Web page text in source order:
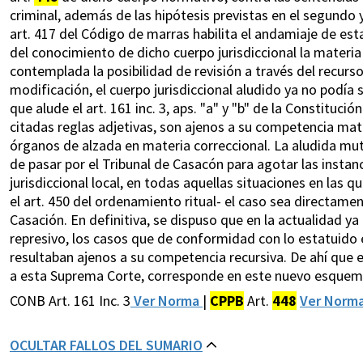
criminal, además de las hipótesis previstas en el
art. 417 del Código de marras habilita el andamiaje de
del conocimiento de dicho cuerpo jurisdiccional la
contemplada la posibilidad de revisión a través del
modificación, el cuerpo jurisdiccional aludido ya no
que alude el art. 161 inc. 3, aps. "a" y "b" de la
citadas reglas adjetivas, son ajenos a su competencia
órganos de alzada en materia correccional. La aludida
de pasar por el Tribunal de Casacón para agotar las
jurisdiccional local, en todas aquellas situaciones en las
el art. 450 del ordenamiento ritual- el caso sea
Casación. En definitiva, se dispuso que en la actualidad
represivo, los casos que de conformidad con lo estatuido
resultaban ajenos a su competencia recursiva. De ahí
a esta Suprema Corte, corresponde en este nuevo
CONB Art. 161 Inc. 3 Ver Norma | CPPB Art. 448 Ver
OCULTAR FALLOS DEL SUMARIO